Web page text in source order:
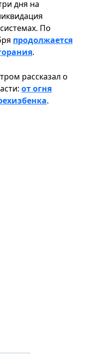
дня на
По
продолжается
.
рассказал о
от огня
.